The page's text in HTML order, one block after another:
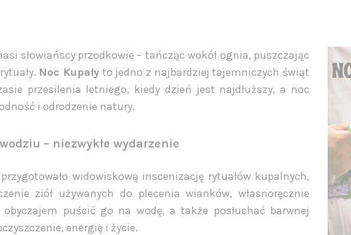
słowiańscy przodkowie – tańcząc wokół ognia, puszczając
Noc Kupałyto jedno z najbardziej tajemniczych świąt
przesilenia letniego, kiedy dzień jest najdłuższy, a noc
i odrodzenie natury.
– niezwykłe wydarzenie
widowiskową inscenizację rytuałów kupalnych,
ziół używanych do plecenia wianków, własnoręcznie
puścić go na wodę, a także posłuchać barwnej
energię i życie.